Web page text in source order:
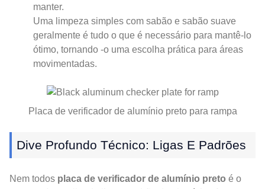
manter.
Uma limpeza simples com sabão e sabão suave
geralmente é tudo o que é necessário para mantê-lo
ótimo, tornando -o uma escolha prática para áreas
movimentadas.
Placa de verificador de alumínio preto para rampa
Dive Profundo Técnico: Ligas E Padrões
Nem todos placa de verificador de alumínio preto é o